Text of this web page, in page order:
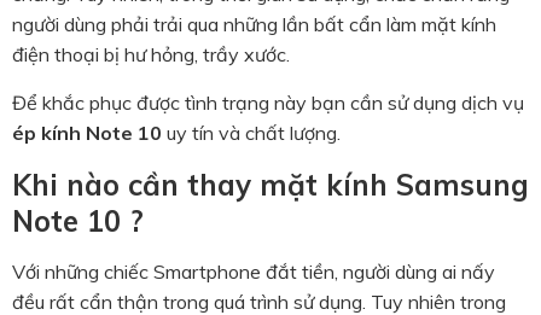
người dùng phải trải qua những lần bất cẩn làm mặt kính
điện thoại bị hư hỏng, trầy xước.
Để khắc phục được tình trạng này bạn cần sử dụng dịch vụ
ép kính Note 10 uy tín và chất lượng.
Khi nào cần thay mặt kính Samsung
Note 10 ?
Với những chiếc Smartphone đắt tiền, người dùng ai nấy
đều rất cẩn thận trong quá trình sử dụng. Tuy nhiên trong